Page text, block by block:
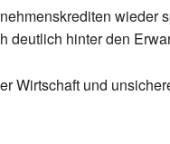
wieder
deutlich hinter den
Wirtschaft und